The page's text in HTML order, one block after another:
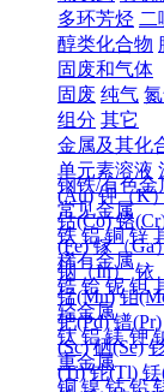
多环芳烃 二
醇类化合物
固废和气体
固废 纯气
组分 其它
金属及其化
单元素溶液
(Au) 钾（K
钴(Co) 铬
(Fe) 镓（Ga
铟（In） 铱
锰(Mn) 钼
钯(Pd) 镨(Pr)
(Sc) 硒(Se)
(Ti) 铊(Tl)
钢铁/有色金
常见金属
铁 铝 铜 锌
稀有金属
锆 铪 铌 钽
轻金属
钛 铝 镁 钾
重金属
铜 镍 钴 铅